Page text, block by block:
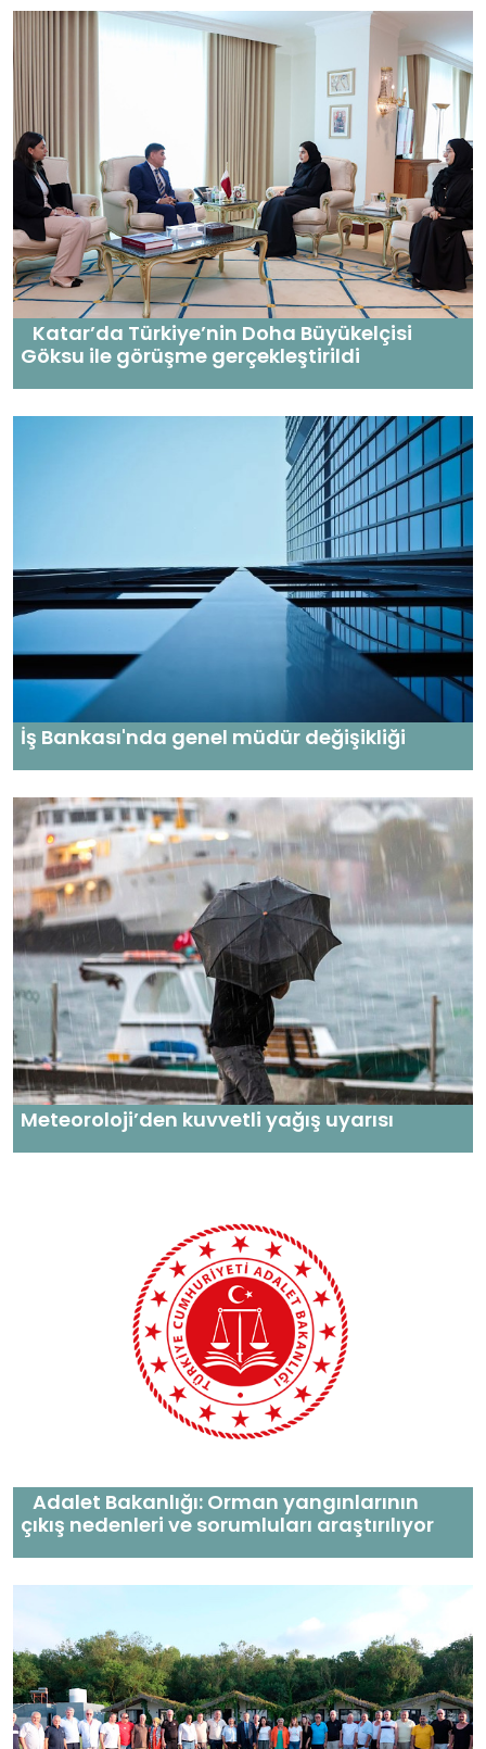
Katar’da Türkiye’nin Doha Büyükelçisi
Göksu ile görüşme gerçekleştirildi
İş Bankası'nda genel müdür değişikliği
Meteoroloji’den kuvvetli yağış uyarısı
Adalet Bakanlığı: Orman yangınlarının
çıkış nedenleri ve sorumluları araştırılıyor